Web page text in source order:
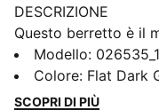
DESCRIZIONE
Questo berretto è il
e accogliente mentre
Progettato per stile
colori del tuo club,
Modello:
Colore: Flat Dark
SCOPRI DI PIÙ